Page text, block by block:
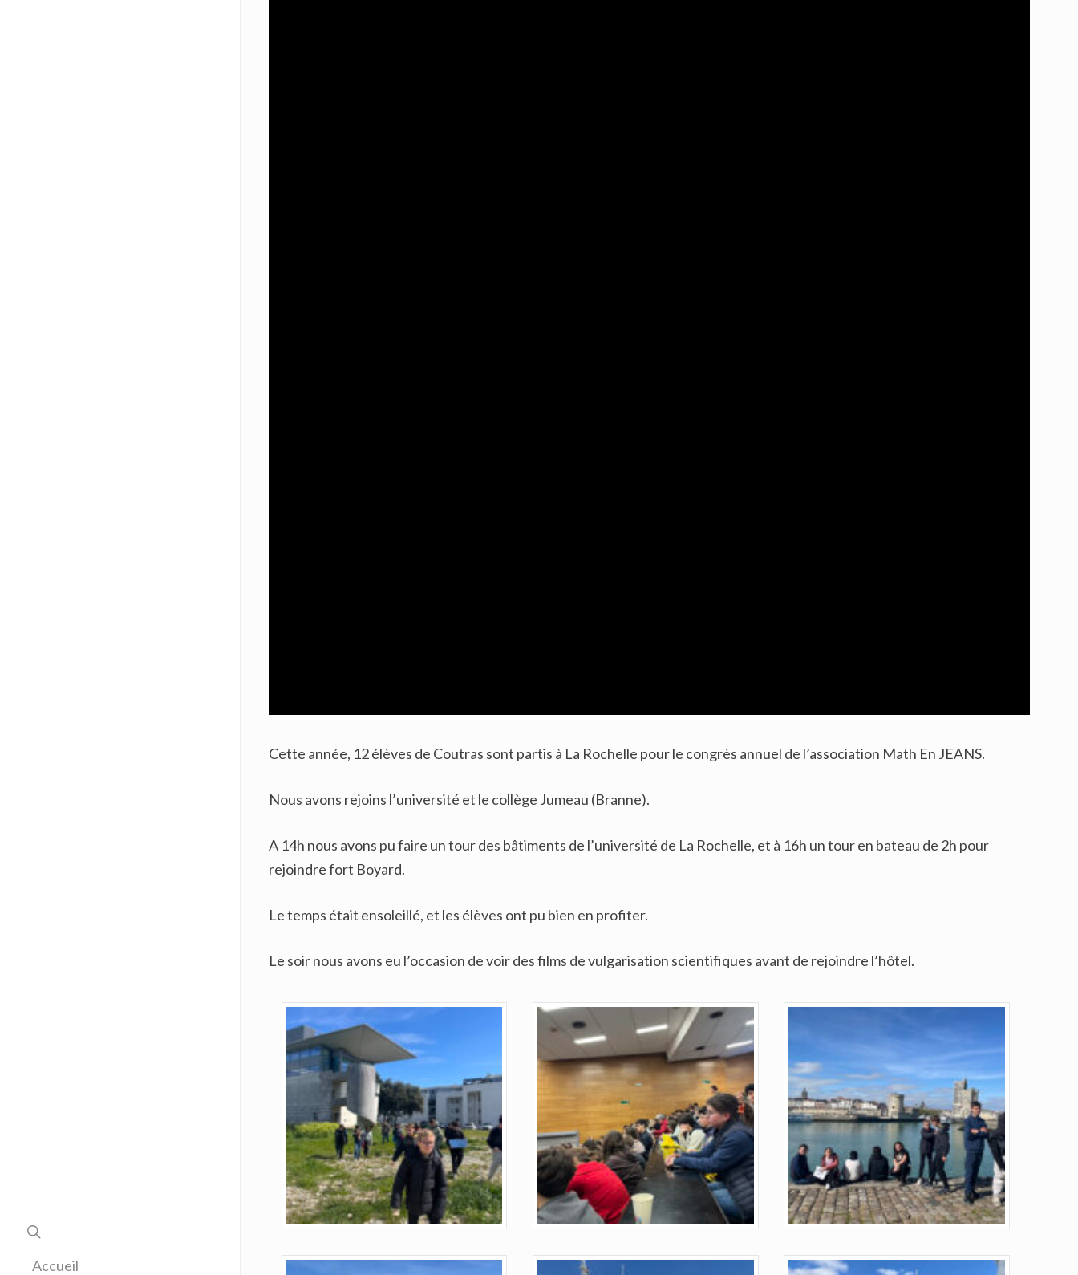
Accueil
Cette année, 12 élèves de Coutras sont partis à La Rochelle pour le congrès annuel de l’association Math En JEANS.
Nous avons rejoins l’université et le collège Jumeau (Branne).
A 14h nous avons pu faire un tour des bâtiments de l’université de La Rochelle, et à 16h un tour en bateau de 2h pour
rejoindre fort Boyard.
Le temps était ensoleillé, et les élèves ont pu bien en profiter.
Le soir nous avons eu l’occasion de voir des films de vulgarisation scientifiques avant de rejoindre l’hôtel.